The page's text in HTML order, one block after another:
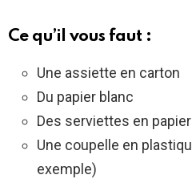
Ce qu’il vous faut :
Une assiette en carton
Du papier blanc
Des serviettes en papier
Une coupelle en
exemple)